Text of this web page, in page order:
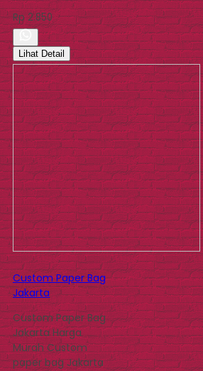
Rp 2.850
Lihat Detail
Custom Paper Bag
Jakarta
Custom Paper Bag
Jakarta Harga
Murah Custom
paper bag Jakarta